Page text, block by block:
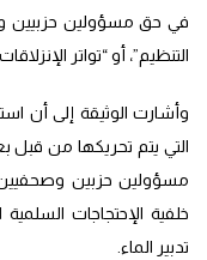
في حق مسؤولين حزبيين
التنظيم”، أو “تواتر
وأشارت الوثيقة إلى أن
التي يتم تحريكها من قبل
مسؤولين حزبين
خلفية الإحتجاجات
تدبير الماء.